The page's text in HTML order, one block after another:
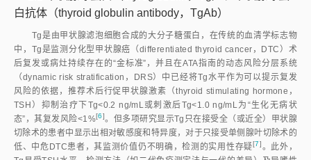
白抗体（thyroid globulin antibody，TgAb）
Tg是由甲状腺滤泡细胞合成的大分子糖蛋白，在传统的血清学标志物
中，Tg是监测分化型甲状腺癌（differentiated thyroid cancer，DTC）术
后复发或病灶持续存在的“金标准”，并且在ATA指南的动态风险分层系统
（dynamic risk stratification，DRS）中已经将Tg水平作为可以提示复发
风险的依据，推荐术后行促甲状腺激素（thyroid stimulating hormone，
TSH）抑制治疗下Tg<0.2 ng/mL或刺激后Tg<1.0 ng/mL为“生化无病状
态”，其复发风险<1%[6]。但多项研究显示Tg只在接受全（或近全）甲状腺
切除术的患者中显示出相对敏感度和特异度，对于只接受单侧腺叶切除术的
低、中危DTC患者，其监测价值仍不明确，检测的实用性存疑[7]。此外，